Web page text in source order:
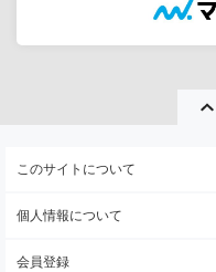
このサイトについて
個人情報について
会員登録